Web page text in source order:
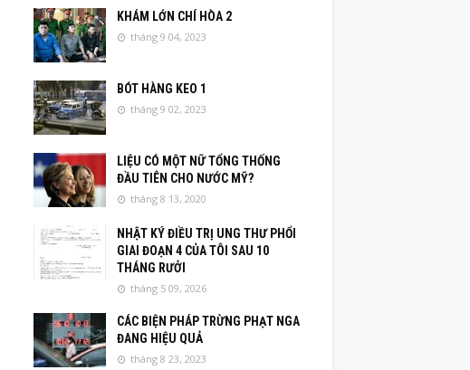
KHÁM LỚN CHÍ HÒA 2
tháng 9 04, 2023
BÓT HÀNG KEO 1
tháng 9 02, 2023
LIỆU CÓ MỘT NỮ TỔNG THỐNG
ĐẦU TIÊN CHO NƯỚC MỸ?
tháng 8 13, 2020
NHẬT KÝ ĐIỀU TRỊ UNG THƯ PHỔI
GIAI ĐOẠN 4 CỦA TÔI SAU 10
THÁNG RƯỞI
tháng 5 09, 2026
CÁC BIỆN PHÁP TRỪNG PHẠT NGA
ĐANG HIỆU QUẢ
tháng 8 23, 2023